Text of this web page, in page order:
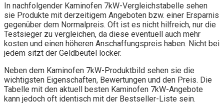
In nachfolgender Kaminofen 7kW-Vergleichstabelle sehen
sie Produkte mit derzeitigem Angeboten bzw. einer Ersparnis
gegenüber dem Normalpreis. Oft ist es nicht hilfreich, nur die
Testsieger zu vergleichen, da diese eventuell auch mehr
kosten und einen höheren Anschaffungspreis haben. Nicht bei
jedem sitzt der Geldbeutel locker.
Neben dem Kaminofen 7kW-Produktbild sehen sie die
wichtigsten Eigenschaften, Bewertungen und den Preis. Die
Tabelle mit den aktuell besten Kaminofen 7kW-Angebote
kann jedoch oft identisch mit der Bestseller-Liste sein.